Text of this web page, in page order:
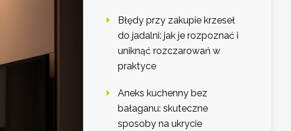
Błędy przy zakupie krzeseł
do jadalni: jak je rozpoznać i
uniknąć rozczarowań w
praktyce
Aneks kuchenny bez
bałaganu: skuteczne
sposoby na ukrycie